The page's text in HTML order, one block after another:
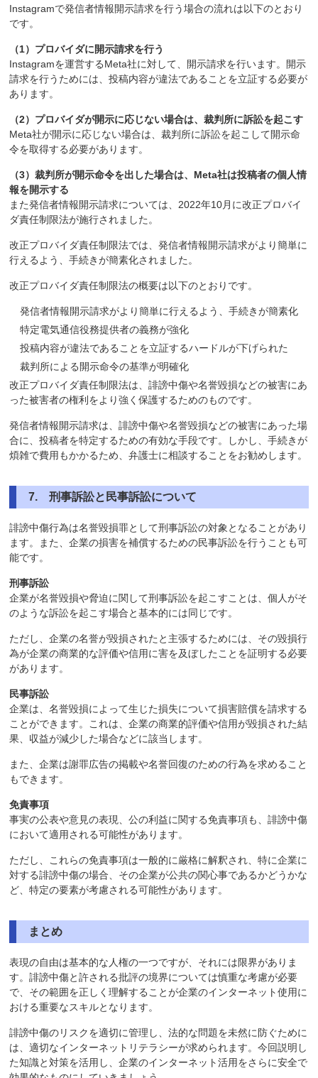
Instagramで発信者情報開示請求を行う場合の流れは以下のとおり
です。
（1）プロバイダに開示請求を行う
Instagramを運営するMeta社に対して、開示請求を行います。開示
請求を行うためには、投稿内容が違法であることを立証する必要が
あります。
（2）プロバイダが開示に応じない場合は、裁判所に訴訟を起こす
Meta社が開示に応じない場合は、裁判所に訴訟を起こして開示命
令を取得する必要があります。
（3）裁判所が開示命令を出した場合は、Meta社は投稿者の個人情
報を開示する
また発信者情報開示請求については、2022年10月に改正プロバイ
ダ責任制限法が施行されました。
改正プロバイダ責任制限法では、発信者情報開示請求がより簡単に
行えるよう、手続きが簡素化されました。
改正プロバイダ責任制限法の概要は以下のとおりです。
発信者情報開示請求がより簡単に行えるよう、手続きが簡素化
特定電気通信役務提供者の義務が強化
投稿内容が違法であることを立証するハードルが下げられた
裁判所による開示命令の基準が明確化
改正プロバイダ責任制限法は、誹謗中傷や名誉毀損などの被害にあ
った被害者の権利をより強く保護するためのものです。
発信者情報開示請求は、誹謗中傷や名誉毀損などの被害にあった場
合に、投稿者を特定するための有効な手段です。しかし、手続きが
煩雑で費用もかかるため、弁護士に相談することをお勧めします。
7. 刑事訴訟と民事訴訟について
誹謗中傷行為は名誉毀損罪として刑事訴訟の対象となることがあり
ます。また、企業の損害を補償するための民事訴訟を行うことも可
能です。
刑事訴訟
企業が名誉毀損や脅迫に関して刑事訴訟を起こすことは、個人がそ
のような訴訟を起こす場合と基本的には同じです。
ただし、企業の名誉が毀損されたと主張するためには、その毀損行
為が企業の商業的な評価や信用に害を及ぼしたことを証明する必要
があります。
民事訴訟
企業は、名誉毀損によって生じた損失について損害賠償を請求する
ことができます。これは、企業の商業的評価や信用が毀損された結
果、収益が減少した場合などに該当します。
また、企業は謝罪広告の掲載や名誉回復のための行為を求めること
もできます。
免責事項
事実の公表や意見の表現、公の利益に関する免責事項も、誹謗中傷
において適用される可能性があります。
ただし、これらの免責事項は一般的に厳格に解釈され、特に企業に
対する誹謗中傷の場合、その企業が公共の関心事であるかどうかな
ど、特定の要素が考慮される可能性があります。
まとめ
表現の自由は基本的な人権の一つですが、それには限界がありま
す。誹謗中傷と許される批評の境界については慎重な考慮が必要
で、その範囲を正しく理解することが企業のインターネット使用に
おける重要なスキルとなります。
誹謗中傷のリスクを適切に管理し、法的な問題を未然に防ぐために
は、適切なインターネットリテラシーが求められます。今回説明し
た知識と対策を活用し、企業のインターネット活用をさらに安全で